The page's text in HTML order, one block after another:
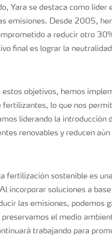
Yara se destaca como
emisiones. Desde 2005,
a reducir otro
final es lograr la
estos objetivos, hemos
fertilizantes, lo que nos
liderando la introducción
renovables y reducen
fertilización sostenible es
incorporar soluciones a
las emisiones, podemos
el medio
trabajando para